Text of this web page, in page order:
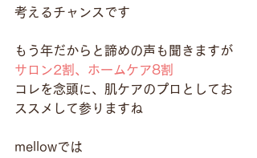
考えるチャンスです
もう年だからと諦めの声も聞きますが
サロン2割、ホームケア8割
コレを念頭に、肌ケアのプロとしてお
ススメして参りますね
mellowでは